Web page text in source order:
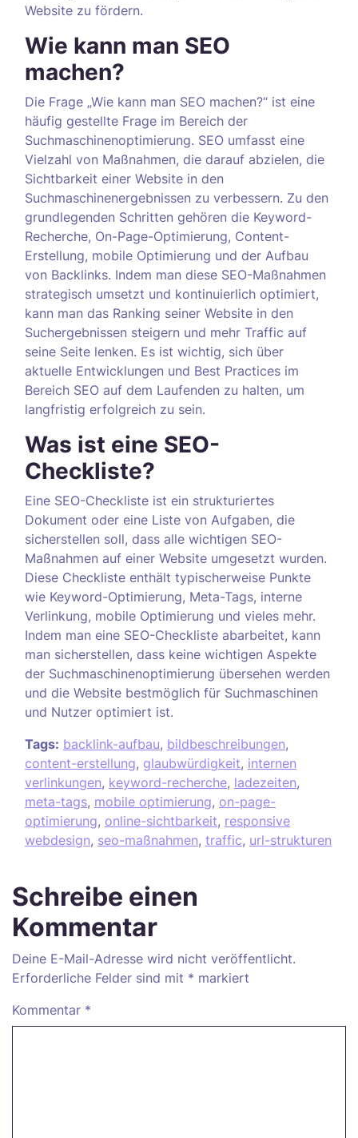
Website zu fördern.
Wie kann man SEO
machen?
Die Frage „Wie kann man SEO machen?“ ist eine
häufig gestellte Frage im Bereich der
Suchmaschinenoptimierung. SEO umfasst eine
Vielzahl von Maßnahmen, die darauf abzielen, die
Sichtbarkeit einer Website in den
Suchmaschinenergebnissen zu verbessern. Zu den
grundlegenden Schritten gehören die Keyword-
Recherche, On-Page-Optimierung, Content-
Erstellung, mobile Optimierung und der Aufbau
von Backlinks. Indem man diese SEO-Maßnahmen
strategisch umsetzt und kontinuierlich optimiert,
kann man das Ranking seiner Website in den
Suchergebnissen steigern und mehr Traffic auf
seine Seite lenken. Es ist wichtig, sich über
aktuelle Entwicklungen und Best Practices im
Bereich SEO auf dem Laufenden zu halten, um
langfristig erfolgreich zu sein.
Was ist eine SEO-
Checkliste?
Eine SEO-Checkliste ist ein strukturiertes
Dokument oder eine Liste von Aufgaben, die
sicherstellen soll, dass alle wichtigen SEO-
Maßnahmen auf einer Website umgesetzt wurden.
Diese Checkliste enthält typischerweise Punkte
wie Keyword-Optimierung, Meta-Tags, interne
Verlinkung, mobile Optimierung und vieles mehr.
Indem man eine SEO-Checkliste abarbeitet, kann
man sicherstellen, dass keine wichtigen Aspekte
der Suchmaschinenoptimierung übersehen werden
und die Website bestmöglich für Suchmaschinen
und Nutzer optimiert ist.
Tags: backlink-aufbau, bildbeschreibungen,
content-erstellung, glaubwürdigkeit, internen
verlinkungen, keyword-recherche, ladezeiten,
meta-tags, mobile optimierung, on-page-
optimierung, online-sichtbarkeit, responsive
webdesign, seo-maßnahmen, traffic, url-strukturen
Schreibe einen
Kommentar
Deine E-Mail-Adresse wird nicht veröffentlicht.
Erforderliche Felder sind mit * markiert
Kommentar *